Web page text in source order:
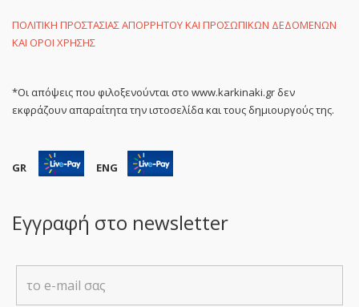
ΠΟΛΙΤΙΚΗ ΠΡΟΣΤΑΣΙΑΣ ΑΠΟΡΡΗΤΟΥ ΚΑΙ ΠΡΟΣΩΠΙΚΩΝ ΔΕΔΟΜΕΝΩΝ
ΚΑΙ ΟΡΟΙ ΧΡΗΣΗΣ
*Οι απόψεις που φιλοξενούνται στο www.karkinaki.gr δεν
εκφράζουν απαραίτητα την ιστοσελίδα και τους δημιουργούς της.
GR ENG
Εγγραφή στο newsletter